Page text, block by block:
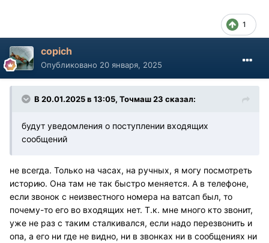
1
copich
Опубликовано 20 января, 2025
В 20.01.2025 в 13:05, Точмаш 23 сказал:
будут уведомления о поступлении входящих
сообщений
не всегда. Только на часах, на ручных, я могу посмотреть
историю. Она там не так быстро меняется. А в телефоне,
если звонок с неизвестного номера на ватсап был, то
почему-то его во входящих нет. Т.к. мне много кто звонит,
уже не раз с таким сталкивался, если надо перезвонить и
опа, а его ни где не видно, ни в звонках ни в сообщениях ни